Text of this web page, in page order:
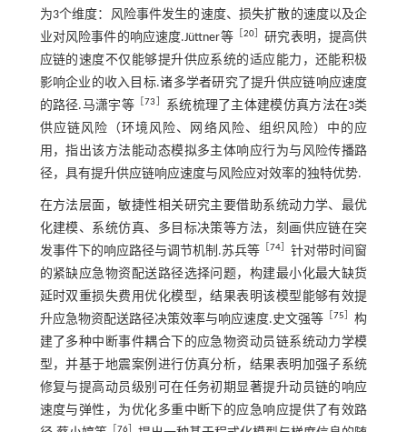
为3个维度：风险事件发生的速度、损失扩散的速度以及企
业对风险事件的响应速度.Jüttner等［ 20］研究表明，提高供
应链的速度不仅能够提升供应系统的适应能力，还能积极
影响企业的收入目标.诸多学者研究了提升供应链响应速度
的路径.马潇宇等 ［73
系统梳理了主体建模仿真方法在3类
供应链风险（环境风险、网络风险、组织风险）中的应
用，指出该方法能动态模拟多主体响应行为与风险传播路
径，具有提升供应链响应速度与风险应对效率的独特优势.
在方法层面，敏捷性相关研究主要借助系统动力学、最优
化建模、系统仿真、多目标决策等方法，刻画供应链在突
发事件下的响应路径与调节机制.苏兵等 ［74 ］针对带时间窗
的紧缺应急物资配送路径选择问题，构建最小化最大缺货
延时双重损失费用优化模型，结果表明该模型能够有效提
升应急物资配送路径决策效率与响应速度.史文强等 ［75 ］构
建了多种中断事件耦合下的应急物资动员链系统动力学模
型，并基于地震案例进行仿真分析，结果表明加强子系统
修复与提高动员级别可在任务初期显著提升动员链的响应
速度与弹性，为优化多重中断下的应急响应提供了有效路
［ 76］